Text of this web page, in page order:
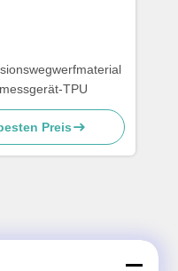
TPU
Preis